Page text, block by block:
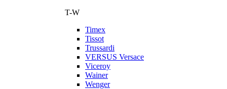
T-W
Timex
Tissot
Trussardi
VERSUS Versace
Viceroy
Wainer
Wenger